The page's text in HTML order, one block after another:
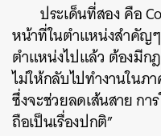
ประเด็นที่สอง คือ
หน้าที่ในตำแหน่งสำคัญ
ตำแหน่งไปแล้ว ต้องมี
ไม่ให้กลับไปทำงานในภ
ซึ่งจะช่วยลดเส้นสาย กา
ถือเป็นเรื่องปกติ”